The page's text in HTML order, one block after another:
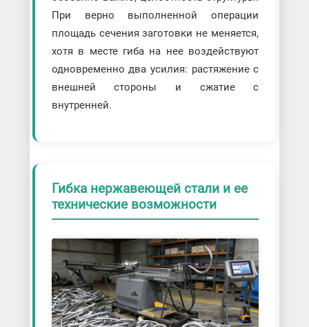
При верно выполненной операции
площадь сечения заготовки не меняется,
хотя в месте гиба на нее воздействуют
одновременно два усилия: растяжение с
внешней стороны и сжатие с
внутренней.
Гибка нержавеющей стали и ее
технические возможности